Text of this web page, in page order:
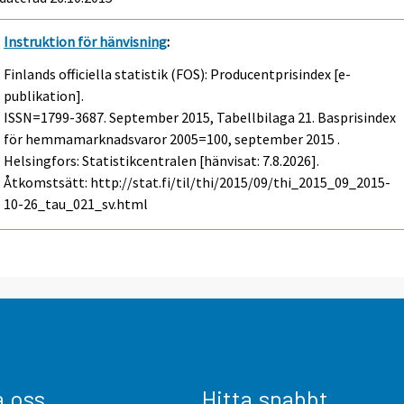
Instruktion för hänvisning:
Finlands officiella statistik (FOS): Producentprisindex [e-
publikation].
ISSN=1799-3687.September 2015, Tabellbilaga 21. Basprisindex
för hemmamarknadsvaror 2005=100, september 2015 .
Helsingfors: Statistikcentralen [hänvisat: 7.8.2026].
Åtkomstsätt: http://stat.fi/til/thi/2015/09/thi_2015_09_2015-
10-26_tau_021_sv.html
oss Hitta snabbt